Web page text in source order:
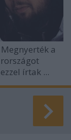
a
írtak ...